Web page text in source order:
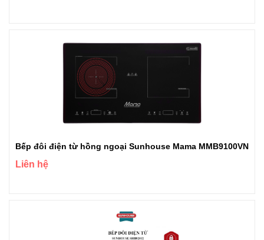
Bếp đôi điện từ hồng ngoại Sunhouse Mama MMB9100VN
Liên hệ